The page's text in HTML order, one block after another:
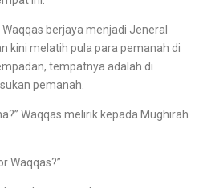
berjaya menjadi Jeneral
kini melatih pula para pemanah di
tempatnya adalah di
pemanah.
Waqqas melirik kepada Mughirah